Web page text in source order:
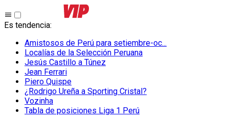
Es tendencia:
Amistosos de Perú para setiembre-oc...
Localías de la Selección Peruana
Jesús Castillo a Túnez
Jean Ferrari
Piero Quispe
¿Rodrigo Ureña a Sporting Cristal?
Vozinha
Tabla de posiciones Liga 1 Perú